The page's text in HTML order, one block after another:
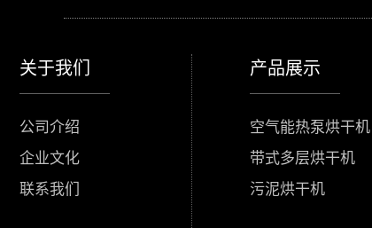
关于我们
公司介绍
企业文化
联系我们
产品展示
空气能热泵烘干机
带式多层烘干机
污泥烘干机